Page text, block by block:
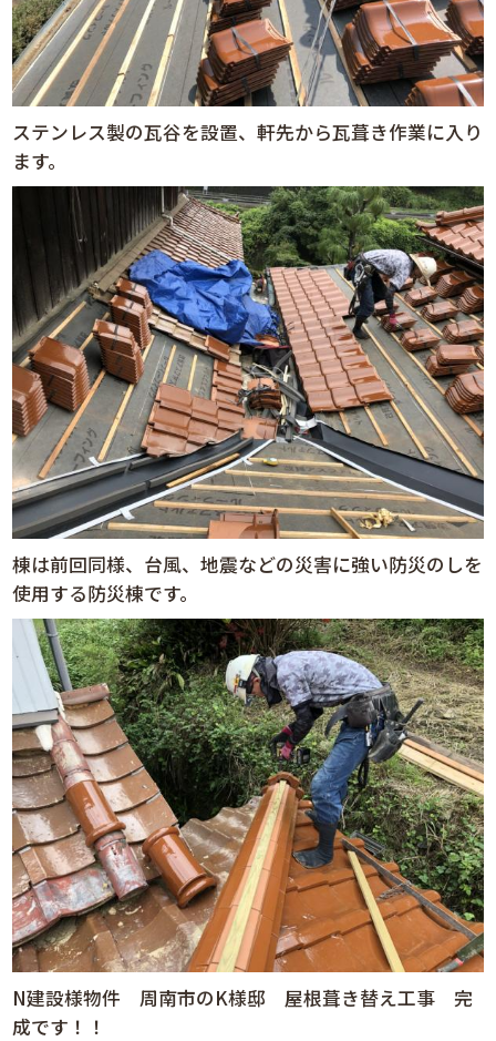
ステンレス製の瓦谷を設置、軒先から瓦葺き作業に入り
ます。
棟は前回同様、台風、地震などの災害に強い防災のしを
使用する防災棟です。
N建設様物件 周南市のK様邸 屋根葺き替え工事 完
成です！！